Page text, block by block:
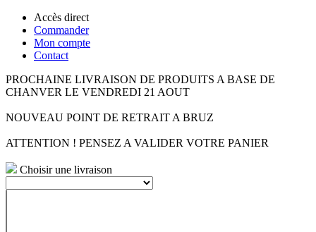
Accès direct
Commander
Mon compte
Contact
PROCHAINE LIVRAISON DE PRODUITS A BASE DE
CHANVER LE VENDREDI 21 AOUT
NOUVEAU POINT DE RETRAIT A BRUZ
ATTENTION ! PENSEZ A VALIDER VOTRE PANIER
Choisir une livraison